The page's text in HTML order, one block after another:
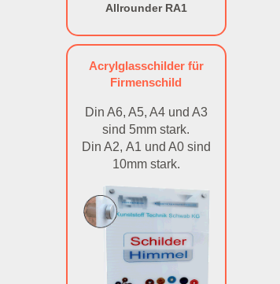
Allrounder RA1
Acrylglasschilder für
Firmenschild
Din A6, A5, A4 und A3
sind 5mm stark.
Din A2, A1 und A0 sind
10mm stark.